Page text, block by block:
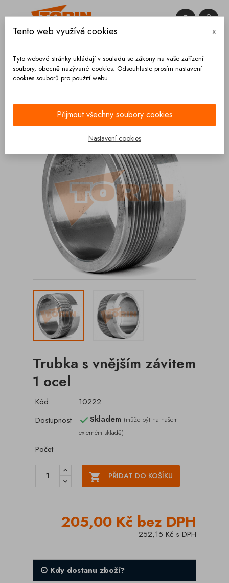
 

Trubka s vnějším závitem
1 ocel
Kód
10222
Dostupnost
Skladem (může být na našem
externém skladě)
Počet
 PŘIDAT DO KOŠÍKU
205,00 Kč bez DPH
252,15 Kč s DPH
Kdy dostanu zboží?
Tento web využívá cookies x
Tyto webové stránky ukládají v souladu se zákony na vaše zařízení
soubory, obecně nazývané cookies. Odsouhlaste prosím nastavení
cookies souborů pro použití webu.
Přijmout všechny soubory cookies
Nastavení cookies